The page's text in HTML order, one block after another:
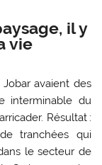
il y
vie
avaient des
interminable du
Résultat :
tranchées qui
le secteur de